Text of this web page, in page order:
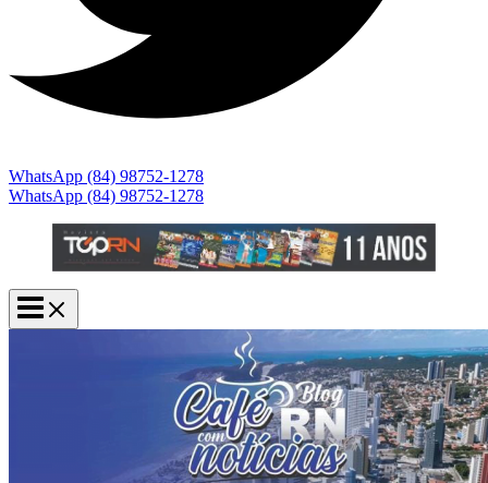
WhatsApp (84) 98752-1278
WhatsApp (84) 98752-1278